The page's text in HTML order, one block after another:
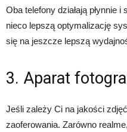
Oba telefony działają płynnie
nieco lepszą optymalizację
się na jeszcze lepszą
3. Aparat
Jeśli zależy Ci na jakości
zaoferowania. Zarówno